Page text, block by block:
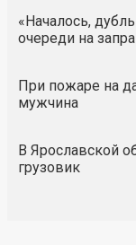
«Началось,
очереди на
При пожаре на
мужчина
В Ярославской
грузовик